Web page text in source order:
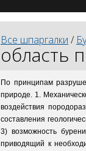
Все шпаргалки /
область
По принципам
природе. 1.
воздействия
составления
3) возможность
приводящий к